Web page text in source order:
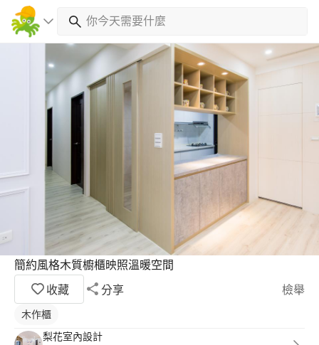
簡約風格木質櫥櫃映照溫暖空間
收藏
分享 檢舉
木作櫃
梨花室內設計